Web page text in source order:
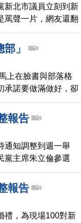
新北市議員立刻到新
罵聲一片，網友還翻
，要求蔡英文不要落
自己。
」
上在臉書與部落格
承諾要做滿做好，卻
新北市民，要發動罷
，曾公開挺身「護
票聯盟」，說要讓
閔，如今卻感嘆說
場合，與管中閔的對
報告
通知調整到週一舉
黨主席朱立倫參選
報告
禮，為現場100對新